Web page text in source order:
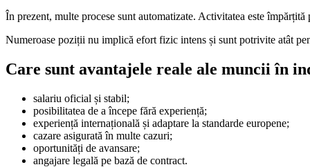
În prezent, multe procese sunt automatizate. Activitatea este
Numeroase poziții nu implică efort fizic intens și sunt potrivite atât
Care sunt avantajele reale ale muncii în
salariu oficial și stabil;
posibilitatea de a începe fără experiență;
experiență internațională și adaptare la standarde europene;
cazare asigurată în multe cazuri;
oportunități de avansare;
angajare legală pe bază de contract.